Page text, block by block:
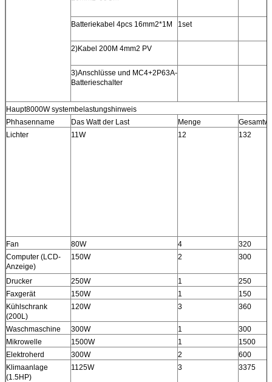
Batteriekabel 4pcs 16mm2*1M 1set
2)Kabel 200M 4mm2 PV
3)Anschlüsse und MC4+2P63A-
Batterieschalter
Haupt8000W systembelastungshinweis
Phhasenname
Das Watt der Last Menge
Lichter
11W 12 132
Fan 80W 4
320
Computer (LCD-
Anzeige)
150W 2 300
Drucker 250W 1
250
Faxgerät
150W 1
150
Kühlschrank
(200L)
120W 3 360
Waschmaschine 300W 1
300
Mikrowelle
1500W 1
1500
Elektroherd
300W 2
600
Klimaanlage
(1.5HP)
1125W 3 3375